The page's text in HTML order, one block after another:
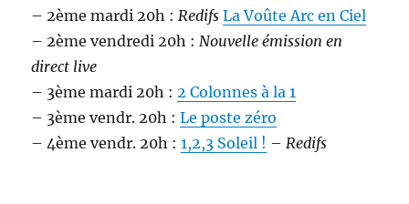
– 2ème mardi 20h : Redifs La Voûte Arc en Ciel
– 2ème vendredi 20h : Nouvelle émission en
direct live
– 3ème mardi 20h : 2 Colonnes à la 1
– 3ème vendr. 20h :Le poste zéro
– 4ème vendr. 20h :1,2,3 Soleil ! – Redifs